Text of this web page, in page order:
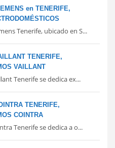
en TENERIFE,
Tenerife, ubicado en S...
TENERIFE,
VAILLANT
Tenerife se dedica ex...
TENERIFE,
COINTRA
Tenerife se dedica a o...